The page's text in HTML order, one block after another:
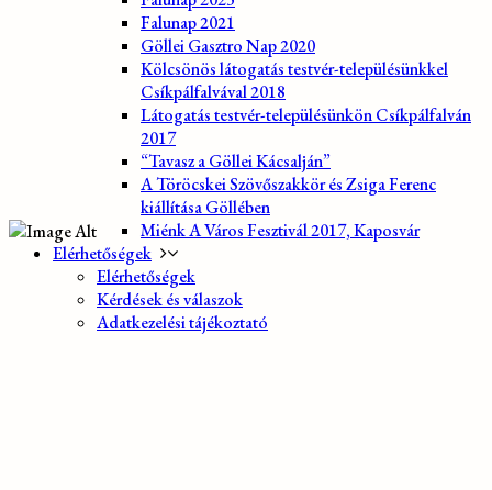
Falunap 2021
Göllei Gasztro Nap 2020
Kölcsönös látogatás testvér-településünkkel
Csíkpálfalvával 2018
Látogatás testvér-településünkön Csíkpálfalván
2017
“Tavasz a Göllei Kácsalján”
A Töröcskei Szövőszakkör és Zsiga Ferenc
kiállítása Göllében
Miénk A Város Fesztivál 2017, Kaposvár
Elérhetőségek
Elérhetőségek
Kérdések és válaszok
Adatkezelési tájékoztató